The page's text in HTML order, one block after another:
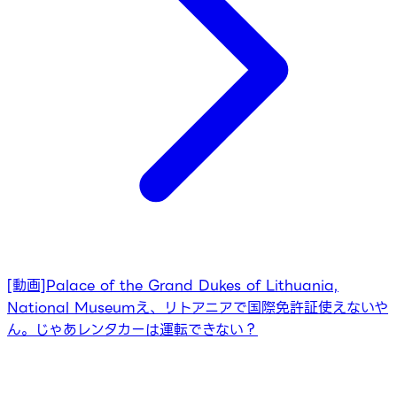
[動画]Palace of the Grand Dukes of Lithuania,
National Museumえ、リトアニアで国際免許証使えないや
ん。じゃあレンタカーは運転できない？